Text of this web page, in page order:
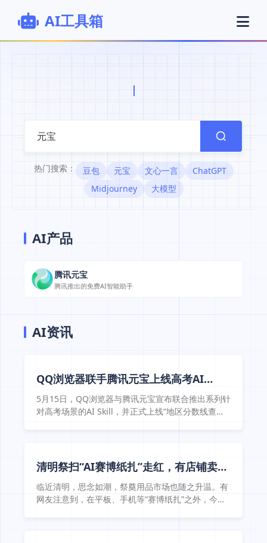
AI工具箱
|
热门搜索： 豆包 元宝 文心一言
ChatGPT
Midjourney
大模型
AI产品
腾讯元宝
腾讯推出的免费AI智能助手
AI资讯
QQ浏览器联手腾讯元宝上线高考AI
Skill，推出首个高考咨询师Agent
5月15日，QQ浏览器与腾讯元宝宣布联合推出系列针
对高考场景的AI Skill，并正式上线“地区分数线查
每年超1300万考生面临的志愿填报信息差与数据权威
性痛点，该产品深度整合了“教育在线·掌上高考”的官
方资源，将全国31个省市、近3000所院校及 ...
清明祭扫“AI赛博纸扎”走红，有店铺卖出
近百单
临近清明，思念如潮，祭奠用品市场也随之升温。有
网友注意到，在平板、手机等“赛博纸扎”之外，今年